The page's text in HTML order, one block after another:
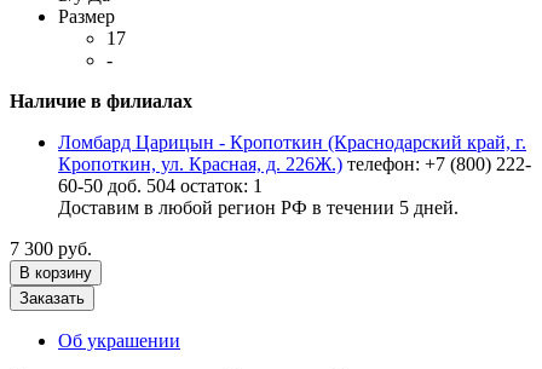
Размер
17
-
Наличие в филиалах
Ломбард Царицын - Кропоткин (Краснодарский край, г.
Кропоткин, ул. Красная, д. 226Ж.) телефон: +7 (800) 222-
60-50 доб. 504 остаток: 1
Доставим в любой регион РФ в течении 5 дней.
7 300 руб.
В корзину
Заказать
Об украшении